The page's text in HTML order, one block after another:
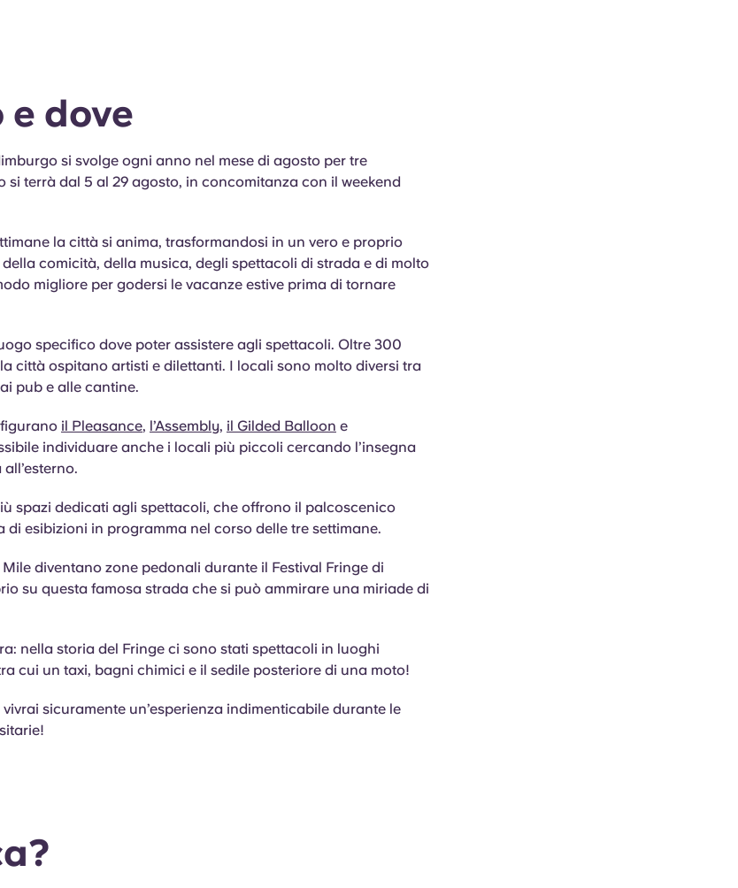
e dove
si svolge ogni anno nel mese di agosto per tre
si terrà dal 5 al 29 agosto, in concomitanza con il weekend
la città si anima, trasformandosi in un vero e proprio
comicità, della musica, degli spettacoli di strada e di molto
migliore per godersi le vacanze estive prima di tornare
specifico dove poter assistere agli spettacoli. Oltre 300
città ospitano artisti e dilettanti. I locali sono molto diversi tra
pub e alle cantine.
il Pleasance, l’Assembly, il Gilded Balloon e
individuare anche i locali più piccoli cercando l’insegna
spazi dedicati agli spettacoli, che offrono il palcoscenico
di esibizioni in programma nel corso delle tre settimane.
diventano zone pedonali durante il Festival Fringe di
su questa famosa strada che si può ammirare una miriade di
nella storia del Fringe ci sono stati spettacoli in luoghi
cui un taxi, bagni chimici e il sedile posteriore di una moto!
sicuramente un’esperienza indimenticabile durante le